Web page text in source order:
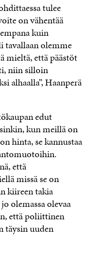
tulee
on vähentää
kuin
tavallaan olemme
mieltä, että päästöt
niin silloin
alhaalla”, Haanperä
edut
kun meillä on
hinta, se kannustaa
että
missä se on
kiireen takia
olemassa olevaa
että poliittinen
täysin uuden